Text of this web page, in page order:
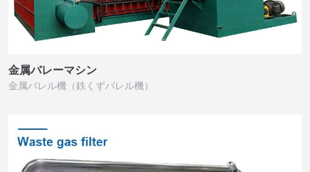
金属バレーマシン
金属バレル機（鉄くずバレル機）